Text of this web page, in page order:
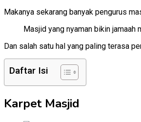
Makanya sekarang banyak pengurus
Masjid yang nyaman bikin jamaah
Dan salah satu hal yang paling terasa
Daftar Isi
Karpet Masjid